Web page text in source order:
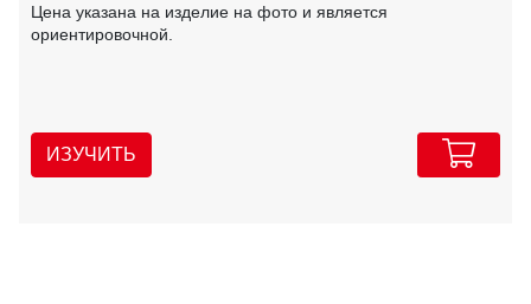
Цена указана на изделие на фото и является
ориентировочной.
ИЗУЧИТЬ